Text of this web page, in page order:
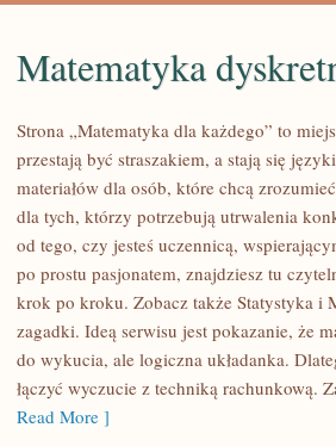
MATEMATYKA
DYSKRETNA
Matematyka
Strona „Matematyka dla każdego” to
przestają być straszakiem, a stają się
materiałów dla osób, które chcą
dla tych, którzy potrzebują utrwalenia
od tego, czy jesteś uczennicą,
po prostu pasjonatem, znajdziesz tu
krok po kroku. Zobacz także Statystyka i
zagadki. Ideą serwisu jest pokazanie, że
do wykucia, ale logiczna układanka.
łączyć wyczucie z techniką rachunkową.
Read More ]